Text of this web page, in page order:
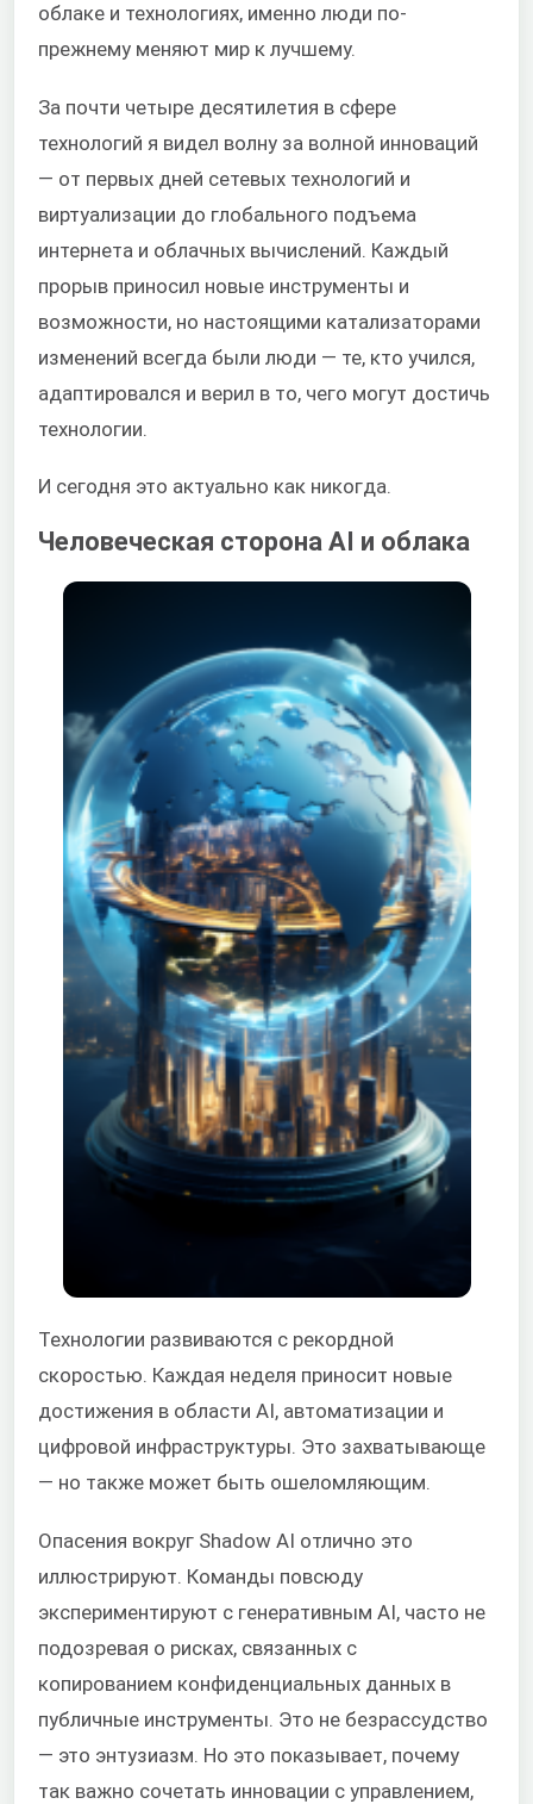
облаке и технологиях, именно люди по-
прежнему меняют мир к лучшему.
За почти четыре десятилетия в сфере
технологий я видел волну за волной инноваций
— от первых дней сетевых технологий и
виртуализации до глобального подъема
интернета и облачных вычислений. Каждый
прорыв приносил новые инструменты и
возможности, но настоящими катализаторами
изменений всегда были люди — те, кто учился,
адаптировался и верил в то, чего могут достичь
технологии.
И сегодня это актуально как никогда.
Человеческая сторона AI и облака
Технологии развиваются с рекордной
скоростью. Каждая неделя приносит новые
достижения в области AI, автоматизации и
цифровой инфраструктуры. Это захватывающе
— но также может быть ошеломляющим.
Опасения вокруг Shadow AI отлично это
иллюстрируют. Команды повсюду
экспериментируют с генеративным AI, часто не
подозревая о рисках, связанных с
копированием конфиденциальных данных в
публичные инструменты. Это не безрассудство
— это энтузиазм. Но это показывает, почему
так важно сочетать инновации с управлением,